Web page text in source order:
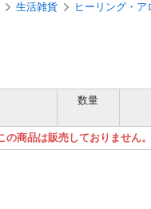
生活雑貨 ヒーリング・ア
数量
の商品は販売しておりません。